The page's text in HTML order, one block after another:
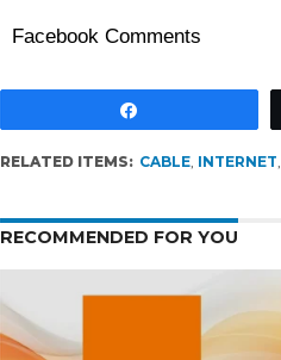
Facebook Comments
RELATED ITEMS: CABLE, INTERNET,
RECOMMENDED FOR YOU